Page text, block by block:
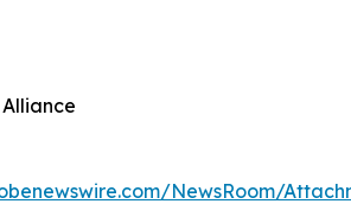
NewsRoom/